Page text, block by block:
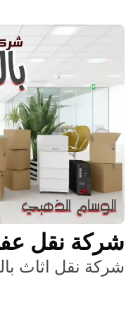
شركة نقل
شركة نقل اثاث